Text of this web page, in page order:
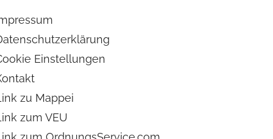
Einstellungen
zu Mappei
zum VEU